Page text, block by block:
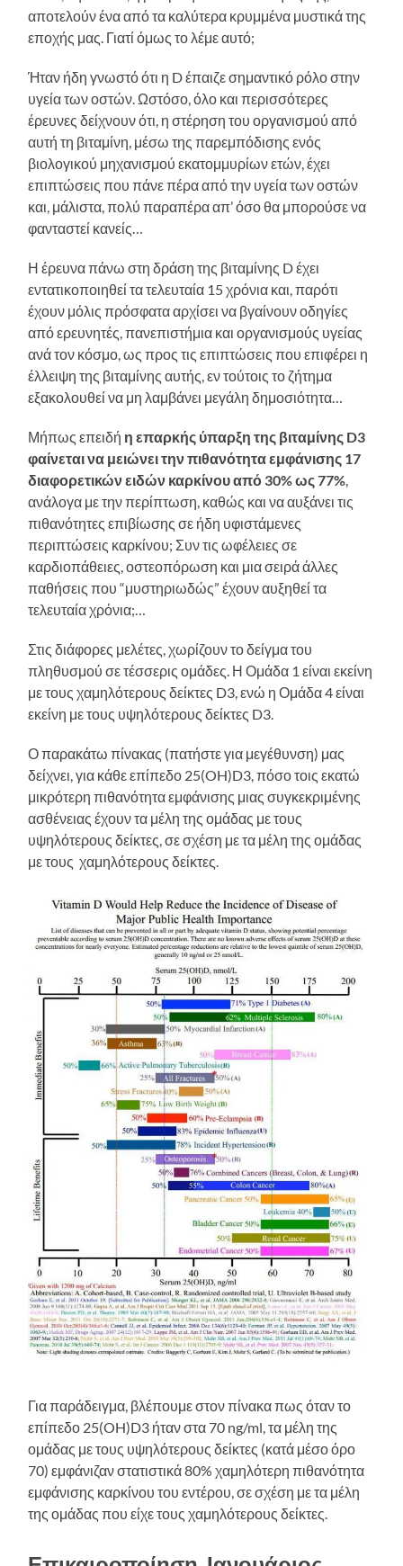
αποτελούν ένα από τα καλύτερα κρυμμένα μυστικά της
εποχής μας. Γιατί όμως το λέμε αυτό;
Ήταν ήδη γνωστό ότι η D έπαιζε σημαντικό ρόλο στην
υγεία των οστών. Ωστόσο, όλο και περισσότερες
έρευνες δείχνουν ότι, η στέρηση του οργανισμού από
αυτή τη βιταμίνη, μέσω της παρεμπόδισης ενός
βιολογικού μηχανισμού εκατομμυρίων ετών, έχει
επιπτώσεις που πάνε πέρα από την υγεία των οστών
και, μάλιστα, πολύ παραπέρα απ’ όσο θα μπορούσε να
φανταστεί κανείς…
Η έρευνα πάνω στη δράση της βιταμίνης D έχει
εντατικοποιηθεί τα τελευταία 15 χρόνια και, παρότι
έχουν μόλις πρόσφατα αρχίσει να βγαίνουν οδηγίες
από ερευνητές, πανεπιστήμια και οργανισμούς υγείας
ανά τον κόσμο, ως προς τις επιπτώσεις που επιφέρει η
έλλειψη της βιταμίνης αυτής, εν τούτοις το ζήτημα
εξακολουθεί να μη λαμβάνει μεγάλη δημοσιότητα…
Μήπως επειδή η επαρκής ύπαρξη της βιταμίνης D3
φαίνεται να μειώνει την πιθανότητα εμφάνισης 17
διαφορετικών ειδών καρκίνου από 30% ως 77%
ανάλογα με την περίπτωση, καθώς και να αυξάνει τις
πιθανότητες επιβίωσης σε ήδη υφιστάμενες
περιπτώσεις καρκίνου; Συν τις ωφέλειες σε
καρδιοπάθειες, οστεοπόρωση και μια σειρά άλλες
παθήσεις που “μυστηριωδώς” έχουν αυξηθεί τα
τελευταία χρόνια;…
Στις διάφορες μελέτες, χωρίζουν το δείγμα του
πληθυσμού σε τέσσερις ομάδες. Η Ομάδα 1 είναι εκείνη
με τους χαμηλότερους δείκτες D3, ενώ η Ομάδα 4 είναι
εκείνη με τους υψηλότερους δείκτες D3.
Ο παρακάτω πίνακας (πατήστε για μεγέθυνση) μας
δείχνει, για κάθε επίπεδο 25(OH)D3, πόσο τοις εκατώ
μικρότερη πιθανότητα εμφάνισης μιας συγκεκριμένης
ασθένειας έχουν τα μέλη της ομάδας με τους
υψηλότερους δείκτες, σε σχέση με τα μέλη της ομάδας
με τους χαμηλότερους δείκτες.
Για παράδειγμα, βλέπουμε στον πίνακα πως όταν το
επίπεδο 25(OH)D3 ήταν στα 70 ng/ml, τα μέλη της
ομάδας με τους υψηλότερους δείκτες (κατά μέσο όρο
70) εμφάνιζαν στατιστικά 80% χαμηλότερη πιθανότητα
εμφάνισης καρκίνου του εντέρου, σε σχέση με τα μέλη
της ομάδας που είχε τους χαμηλότερους δείκτες.